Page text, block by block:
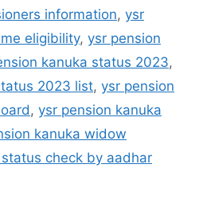
information, ysr
eligibility, ysr pension
kanuka status 2023,
2023 list, ysr pension
, ysr pension kanuka
kanuka widow
check by aadhar